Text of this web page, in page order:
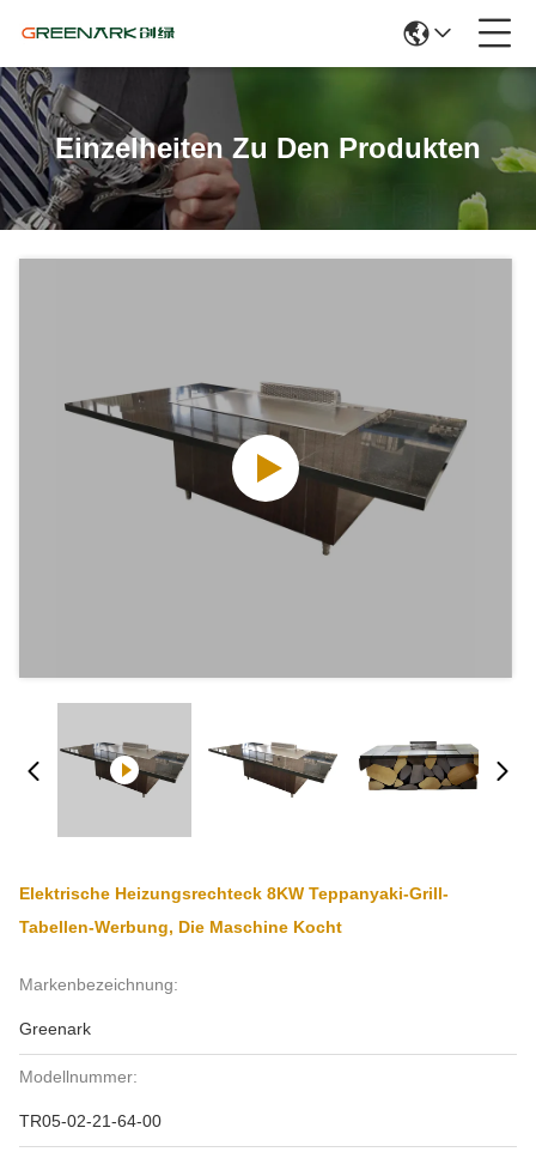
Einzelheiten Zu Den Produkten
Elektrische Heizungsrechteck 8KW Teppanyaki-Grill-
Tabellen-Werbung, Die Maschine Kocht
Markenbezeichnung:
Greenark
Modellnummer:
TR05-02-21-64-00